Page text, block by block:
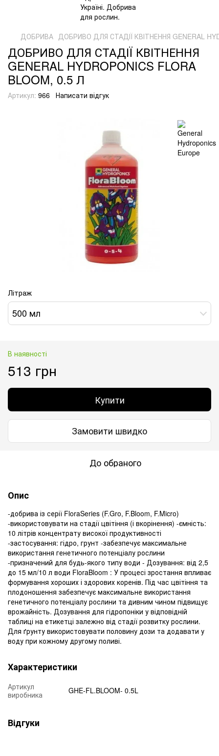
ДОБРИВА ДОБРИВО ДЛЯ СТАДІЇ КВІТНЕННЯ GENERAL
ДОБРИВО ДЛЯ СТАДІЇ КВІТНЕННЯ
GENERAL HYDROPONICS FLORA
BLOOM, 0.5 Л
Артикул: 966 Написати відгук
Літраж
500 мл
В наявності
513 грн
Купити
Замовити швидко
До обраного
Опис
-добрива із серії FloraSeries (F.Gro, F.Bloom, F.Micro)
-використовувати на стадії цвітіння (і вкорінення) -ємність:
10 літрів концентрату високої продуктивності
-застосування: гідро, грунт -забезпечує максимальне
використання генетичного потенціалу рослини
-призначений для будь-якого типу води - Дозування: від 2,5
до 15 мл/10 л води FloraBloom : У процесі зростання впливає
формування хороших і здорових коренів. Під час цвітіння та
плодоношення забезпечує максимальне використання
генетичного потенціалу рослини та дивним чином підвищує
врожайність. Дозування для гідропоніки у відповідній
таблиці на етикетці залежно від стадії розвитку рослини.
Для ґрунту використовувати половину дози та додавати у
воду при кожному другому поливі.
Характеристики
Артикул
виробника
GHE-FL.BLOOM- 0.5L
Відгуки